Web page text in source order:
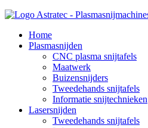
Home
Plasmasnijden
CNC plasma snijtafels
Maatwerk
Buizensnijders
Tweedehands snijtafels
Informatie snijtechnieken
Lasersnijden
Tweedehands snijtafels